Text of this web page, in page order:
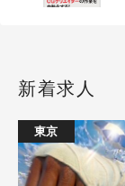
新着求人
東京